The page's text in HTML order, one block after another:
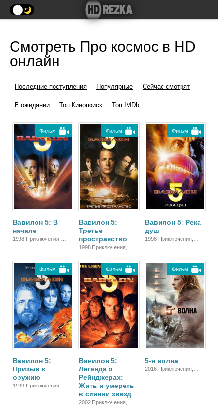
Смотреть Про космос в HD
онлайн
Последние поступления Популярные Сейчас смотрят
В ожидании Топ Кинопоиск Топ IMDb
Фильм
Вавилон 5: В
начале
1998 Приключения,
Фильм
Вавилон 5:
Третье
пространство
1998 Приключения,
Зарубежный, Драма
Фильм
Вавилон 5: Река
душ
1998 Приключения,
Фильм
Вавилон 5:
Призыв к
оружию
1999 Приключения,
Фильм
Вавилон 5:
Легенда о
Рейнджерах:
Жить и умереть
в сиянии звезд
2002 Приключения,
Фильм
5-я волна
2016 Приключения,